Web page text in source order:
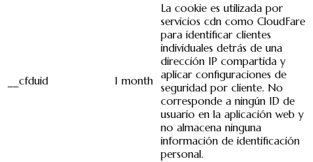
__cfduid 1 month
La cookie es utilizada por
servicios cdn como CloudFare
para identificar clientes
individuales detrás de una
dirección IP compartida y
aplicar configuraciones de
seguridad por cliente. No
corresponde a ningún ID de
usuario en la aplicación web y
no almacena ninguna
información de identificación
personal.